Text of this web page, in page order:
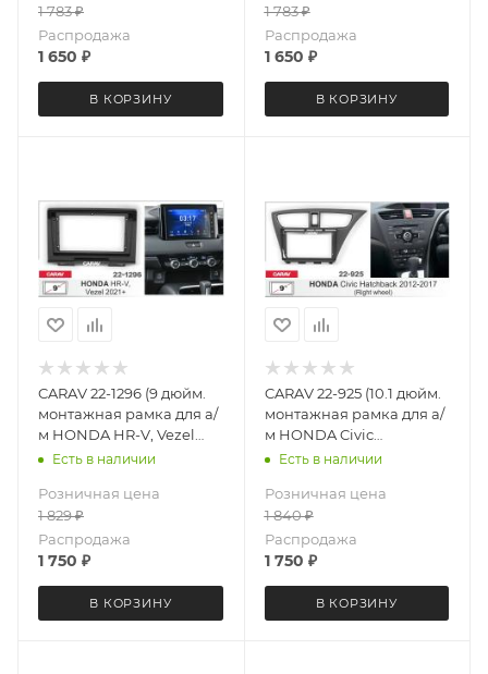
1 783₽
Распродажа
1 650 ₽
В КОРЗИНУ
1 783₽
Распродажа
1 650 ₽
В КОРЗИНУ
CARAV 22-1296 (9 дюйм.
монтажная рамка для а/
м HONDA HR-V, Vezel
2021+
Есть в наличии
Розничная цена
1 829₽
Распродажа
1 750 ₽
В КОРЗИНУ
CARAV 22-925 (10.1 дюйм.
монтажная рамка для а/
м HONDA Civic
Hatchback 2012-2017
справа
Есть в наличии
Розничная цена
1 840₽
Распродажа
1 750 ₽
В КОРЗИНУ